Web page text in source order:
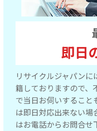
即日
リサイクルジャパン
籍しておりますので、
で当日お伺いすること
は即日対応出来ない
はお電話からお問合せ